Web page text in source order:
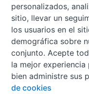
Atención
personalizados,
sitio, llevar un
los usuarios en el
demográfica sobre
conjunto. Acepte
la mejor
bien administre sus
de cookies